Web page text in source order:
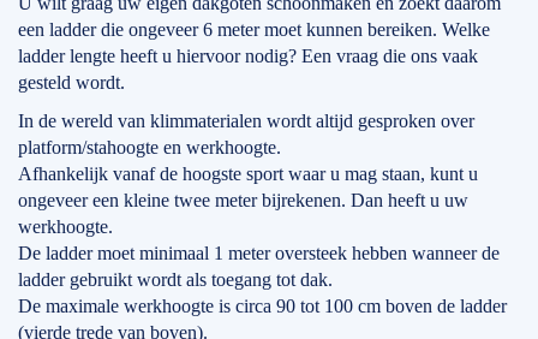
een ladder die ongeveer 6 meter moet kunnen bereiken. Welke
ladder lengte heeft u hiervoor nodig? Een vraag die ons vaak
gesteld wordt.
In de wereld van klimmaterialen wordt altijd gesproken over
platform/stahoogte en werkhoogte.
Afhankelijk vanaf de hoogste sport waar u mag staan, kunt u
ongeveer een kleine twee meter bijrekenen. Dan heeft u uw
werkhoogte.
De ladder moet minimaal 1 meter oversteek hebben wanneer de
ladder gebruikt wordt als toegang tot dak.
De maximale werkhoogte is circa 90 tot 100 cm boven de ladder
(vierde trede van boven).